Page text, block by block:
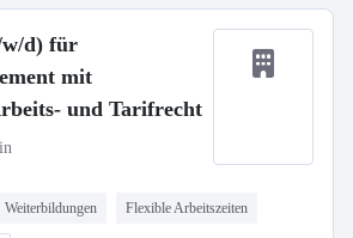
d) für
mit
und Tarifrecht
Weiterbildungen Flexible Arbeitszeiten